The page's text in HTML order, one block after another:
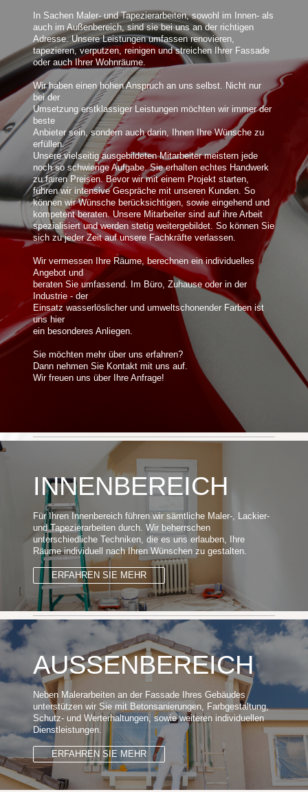
In Sachen Maler- und Tapezierarbeiten, sowohl im Innen- als
auch im Außenbereich, sind sie bei uns an der richtigen
Adresse. Unsere Leistungen umfassen renovieren,
tapezieren, verputzen, reinigen und streichen Ihrer Fassade
oder auch Ihrer Wohnräume.
Wir haben einen hohen Anspruch an uns selbst. Nicht nur
bei der
Umsetzung erstklassiger Leistungen möchten wir immer der
beste
Anbieter sein, sondern auch darin, Ihnen Ihre Wünsche zu
erfüllen.
Unsere vielseitig ausgebildeten Mitarbeiter meistern jede
noch so schwierige Aufgabe. Sie erhalten echtes Handwerk
zu fairen Preisen. Bevor wir mit einem Projekt starten,
führen wir intensive Gespräche mit unseren Kunden. So
können wir Wünsche berücksichtigen, sowie eingehend und
kompetent beraten. Unsere Mitarbeiter sind auf ihre Arbeit
spezialisiert und werden stetig weitergebildet. So können Sie
sich zu jeder Zeit auf unsere Fachkräfte verlassen.
Wir vermessen Ihre Räume, berechnen ein individuelles
Angebot und
beraten Sie umfassend. Im Büro, Zuhause oder in der
Industrie - der
Einsatz wasserlöslicher und umweltschonender Farben ist
uns hier
ein besonderes Anliegen.
Sie möchten mehr über uns erfahren?
Dann nehmen Sie Kontakt mit uns auf.
Wir freuen uns über Ihre Anfrage!
INNENBEREICH
Für Ihren Innenbereich führen wir sämtliche Maler-, Lackier-
und Tapezierarbeiten durch. Wir beherrschen
unterschiedliche Techniken, die es uns erlauben, Ihre
Räume individuell nach Ihren Wünschen zu gestalten.
ERFAHREN SIE MEHR
AUSSENBEREICH
Neben Malerarbeiten an der Fassade Ihres Gebäudes
unterstützen wir Sie mit Betonsanierungen, Farbgestaltung,
Schutz- und Werterhaltungen, sowie weiteren individuellen
Dienstleistungen.
ERFAHREN SIE MEHR